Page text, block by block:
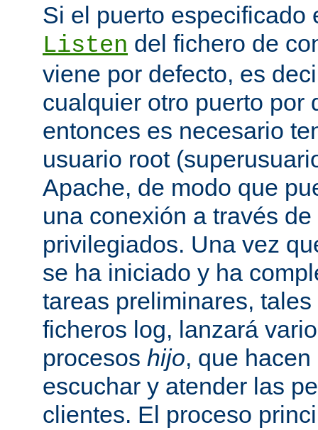
Si el puerto especificado
Listen del fichero de
viene por defecto, es
cualquier otro puerto por
entonces es necesario
usuario root
Apache, de modo que
una conexión a través
privilegiados. Una vez
se ha iniciado y ha
tareas preliminares,
ficheros log, lanzará
procesos hijo, que
escuchar y atender las
clientes. El proceso